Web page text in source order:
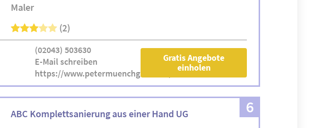
Maler
(2)
(02043) 503630
E-Mail schreiben
https://www.petermuenchgmbh.de/
Gratis Angebote
einholen
6
ABC Komplettsanierung aus einer Hand UG